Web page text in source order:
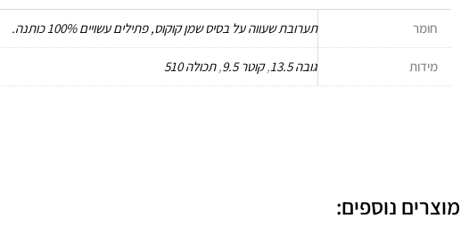
גרם
-
Moso
Bamboo
חומר תערובת שעווה על בסיס שמן קוקוס, פתילים עשויים 100% כותנה.
מידות גובה 13.5 ,קוטר 9.5 ,תכולה 510
מוצרים נוספים: